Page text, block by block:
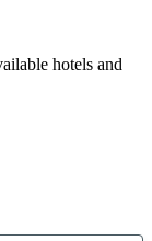
hotels and